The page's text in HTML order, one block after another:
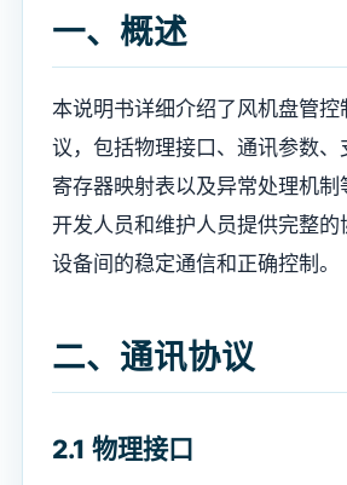
一、概述
本说明书详细介绍了风机盘管控
议，包括物理接口、通讯参数、
寄存器映射表以及异常处理机制
开发人员和维护人员提供完整
设备间的稳定通信和正确控制。
二、通讯协议
2.1 物理接口